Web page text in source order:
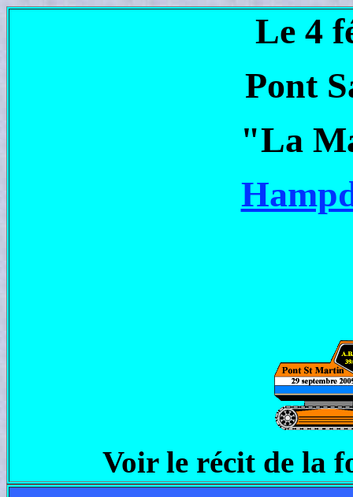
Le 4
Pont
"La
Voir le récit de la